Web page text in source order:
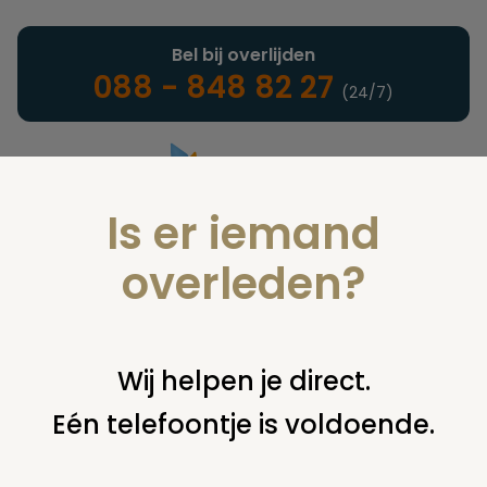
Landelijke uitvaartonderneming
Bel bij overlijden
088 - 848 82 27 (24/7)
U bent hier: home nieuws & agenda nieuws pleidooi voor
hergebruik grafstenen hengelo
Is er iemand
overleden?
Wij helpen je direct.
Eén telefoontje is voldoende.